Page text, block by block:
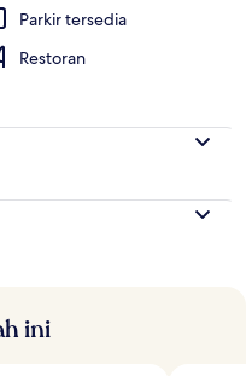
Parkir tersedia
Restoran
ini